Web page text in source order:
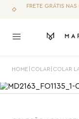
FRETE GRÁTIS
HOME COLAR COLAR